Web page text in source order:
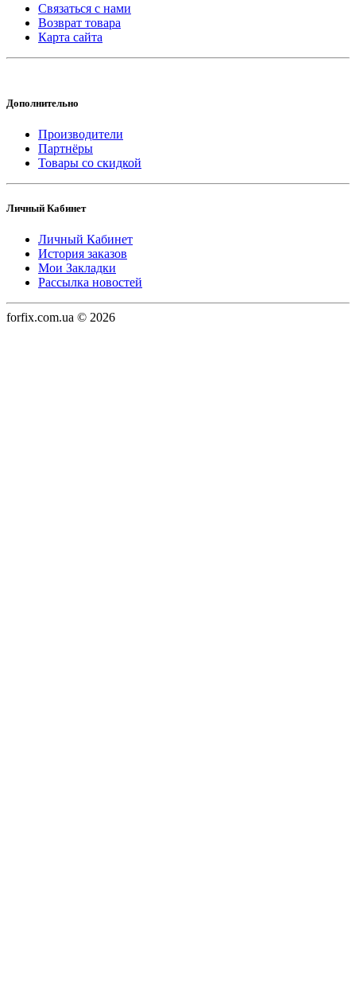
Связаться с нами
Возврат товара
Карта сайта
Дополнительно
Производители
Партнёры
Товары со скидкой
Личный Кабинет
Личный Кабинет
История заказов
Мои Закладки
Рассылка новостей
forfix.com.ua © 2026